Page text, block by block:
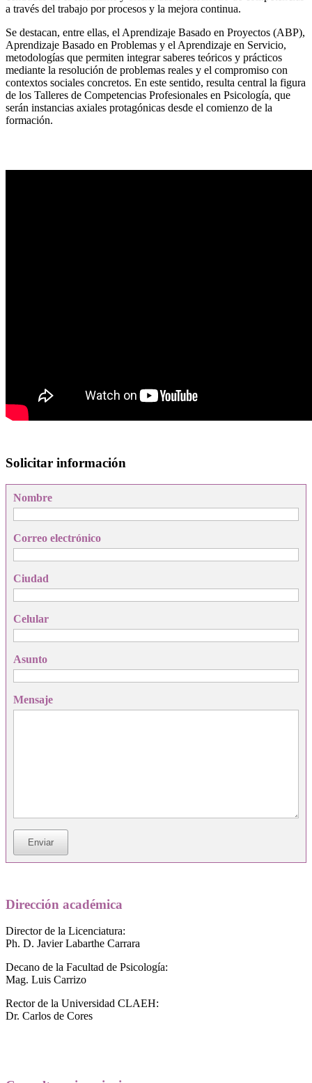
a través del trabajo por procesos y la mejora continua.
Se destacan, entre ellas, el Aprendizaje Basado en Proyectos (ABP),
Aprendizaje Basado en Problemas y el Aprendizaje en Servicio,
metodologías que permiten integrar saberes teóricos y prácticos
mediante la resolución de problemas reales y el compromiso con
contextos sociales concretos. En este sentido, resulta central la figura
de los Talleres de Competencias Profesionales en Psicología, que
serán instancias axiales protagónicas desde el comienzo de la
formación.
Solicitar información
Nombre
Correo electrónico
Ciudad
Celular
Asunto
Mensaje
Dirección académica
Director de la Licenciatura:
Ph. D. Javier Labarthe Carrara
Decano de la Facultad de Psicología:
Mag. Luis Carrizo
Rector de la Universidad CLAEH:
Dr. Carlos de Cores